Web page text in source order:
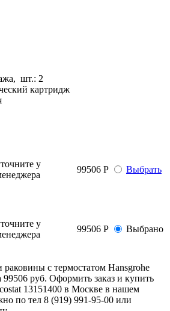
шт.: 2
картридж
у
99506 Р Выбрать
у
99506 Р Выбрано
с термостатом Hansgrohe
99506 руб. Оформить заказ и купить
13151400 в Москве в нашем
по тел 8 (919) 991-95-00 или